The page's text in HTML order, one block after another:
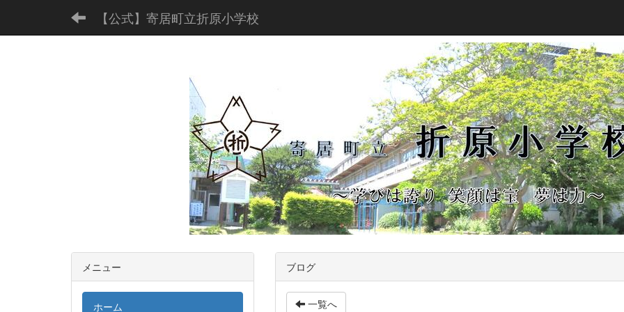
【公式】寄居町立折原小学校
ブログ
一覧へ
メニュー
ホーム